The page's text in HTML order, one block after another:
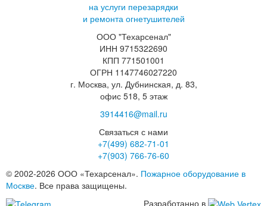
на услуги перезарядки
и ремонта огнетушителей
ООО "Техарсенал"
ИНН 9715322690
КПП 771501001
ОГРН 1147746027220
г. Москва, ул. Дубнинская, д. 83,
офис 518, 5 этаж
3914416@mail.ru
Связаться с нами
+7(499) 682-71-01
+7(903) 766-76-60
© 2002-2026 ООО «Техарсенал». Пожарное оборудование в
Москве. Все права защищены.
Разработанно в